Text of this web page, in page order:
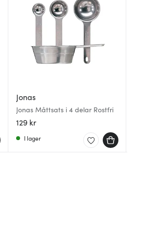
Jonas
Jonas Måttsats i 4 delar Rostfri
129 kr
I lager